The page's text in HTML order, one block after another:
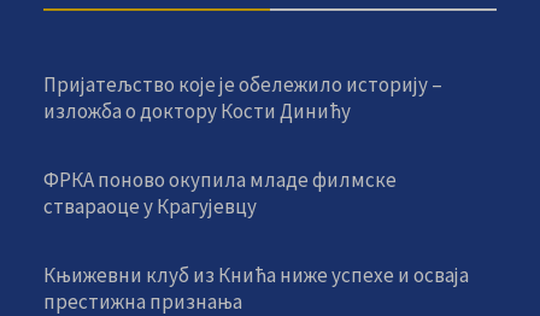
Пријатељство које је обележило историју –
изложба о доктору Кости Динићу
ФРКА поново окупила младе филмске
ствараоце у Крагујевцу
Књижевни клуб из Кнића ниже успехе и осваја
престижна признања